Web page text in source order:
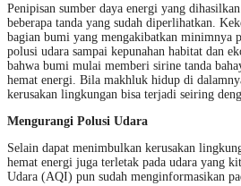
Penipisan sumber daya energi yang
beberapa tanda yang sudah diperlihatkan.
bagian bumi yang mengakibatkan minimnya
polusi udara sampai kepunahan habitat dan
bahwa bumi mulai memberi sirine tanda
hemat energi. Bila makhluk hidup di
kerusakan lingkungan bisa terjadi seiring
Mengurangi Polusi Udara
Selain dapat menimbulkan kerusakan
hemat energi juga terletak pada udara yang
Udara (AQI) pun sudah menginformasikan